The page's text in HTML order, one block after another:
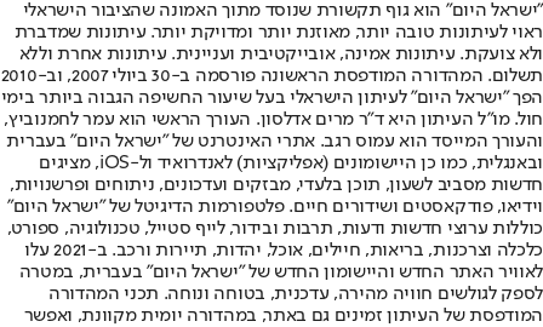
"ישראל היום" הוא גוף תקשורת שנוסד מתוך האמונה שהציבור הישראלי
ראוי לעיתונות טובה יותר, מאוזנת יותר ומדויקת יותר. עיתונות שמדברת
ולא צועקת. עיתונות אמינה, אובייקטיבית ועניינית. עיתונות אחרת וללא
תשלום. המהדורה המודפסת הראשונה פורסמה ב-30 ביולי 2007, וב-2010
הפך "ישראל היום" לעיתון הישראלי בעל שיעור החשיפה הגבוה ביותר בימי
חול. מו"ל העיתון היא ד"ר מרים אדלסון. העורך הראשי הוא עמר לחמנוביץ,
והעורך המייסד הוא עמוס רגב. אתרי האינטרנט של "ישראל היום" בעברית
ובאנגלית, כמו כן היישומונים (אפליקציות) לאנדרואיד ול-iOS, מציגים
חדשות מסביב לשעון, תוכן בלעדי, מבזקים ועדכונים, ניתוחים ופרשנויות,
וידיאו, פודקאסטים ושידורים חיים. פלטפורמות הדיגיטל של "ישראל היום"
כוללות ערוצי חדשות ודעות, תרבות ובידור, לייף סטייל, טכנולוגיה, ספורט,
כלכלה וצרכנות, בריאות, חיילים, אוכל, יהדות, תיירות ורכב. ב-2021 עלו
לאוויר האתר החדש והיישומון החדש של "ישראל היום" בעברית, במטרה
לספק לגולשים חוויה מהירה, עדכנית, בטוחה ונוחה. תכני המהדורה
המודפסת של העיתון זמינים גם באתר, במהדורה יומית מקוונת, ואפשר